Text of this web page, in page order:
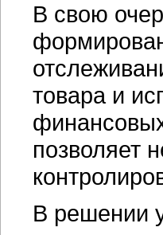
В свою
товара и
позволяет
В решении